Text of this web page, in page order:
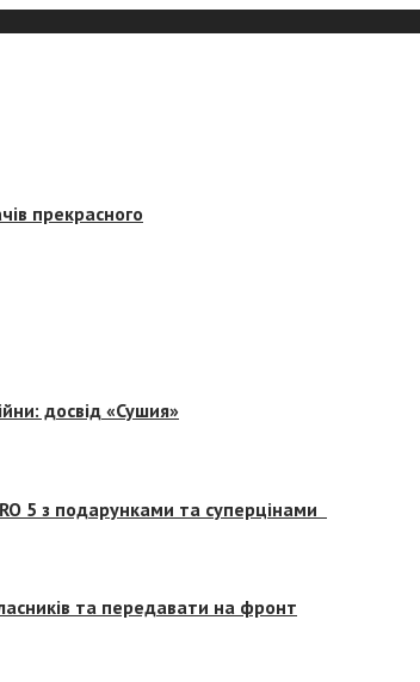
прекрасного
досвід «Сушия»
5 з подарунками та суперцінами
та передавати на фронт